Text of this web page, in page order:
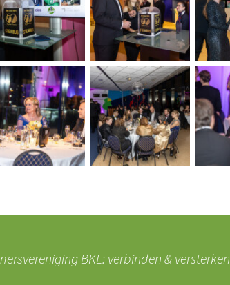
BKL: verbinden & versterken